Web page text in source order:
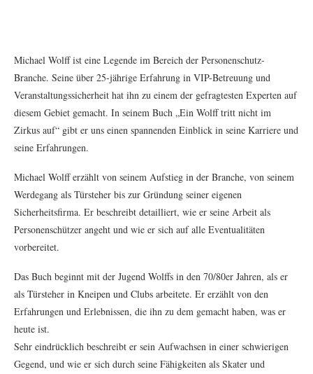
Michael Wolff ist eine Legende im Bereich der Personenschutz-
Branche. Seine über 25-jährige Erfahrung in VIP-Betreuung und
Veranstaltungssicherheit hat ihn zu einem der gefragtesten Experten auf
diesem Gebiet gemacht. In seinem Buch „Ein Wolff tritt nicht im
Zirkus auf“ gibt er uns einen spannenden Einblick in seine Karriere und
seine Erfahrungen.
Michael Wolff erzählt von seinem Aufstieg in der Branche, von seinem
Werdegang als Türsteher bis zur Gründung seiner eigenen
Sicherheitsfirma. Er beschreibt detailliert, wie er seine Arbeit als
Personenschützer angeht und wie er sich auf alle Eventualitäten
vorbereitet.
Das Buch beginnt mit der Jugend Wolffs in den 70/80er Jahren, als er
als Türsteher in Kneipen und Clubs arbeitete. Er erzählt von den
Erfahrungen und Erlebnissen, die ihn zu dem gemacht haben, was er
heute ist.
Sehr eindrücklich beschreibt er sein Aufwachsen in einer schwierigen
Gegend, und wie er sich durch seine Fähigkeiten als Skater und